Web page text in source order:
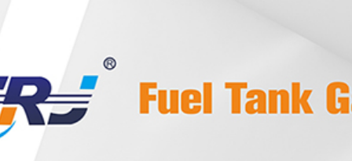
RUIAN JINGU AUTOMOBILE